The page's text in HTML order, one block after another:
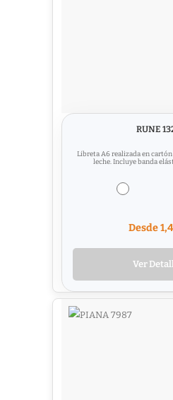
RUNE
Libreta A6 realizada en
leche. Incluye banda
Desde
Ver